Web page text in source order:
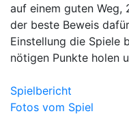
auf einem guten Weg,
der beste Beweis
Einstellung die Spiele
nötigen Punkte holen
Spielbericht
Fotos vom Spiel